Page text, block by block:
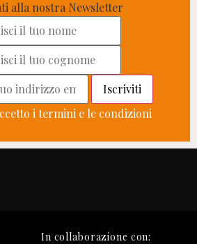
alla nostra Newsletter
i termini e le condizioni
In collaborazione con: